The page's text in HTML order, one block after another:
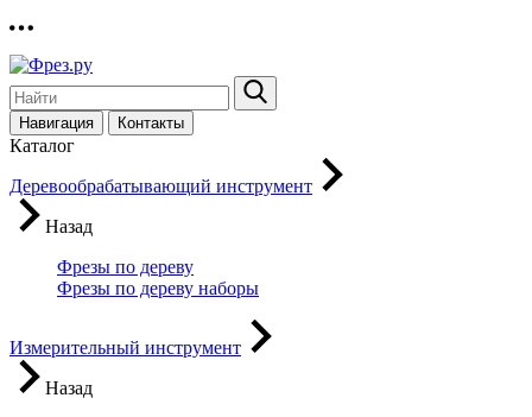
Навигация Контакты
Каталог
Деревообрабатывающий инструмент
Назад
Фрезы по дереву
Фрезы по дереву наборы
Измерительный инструмент
Назад